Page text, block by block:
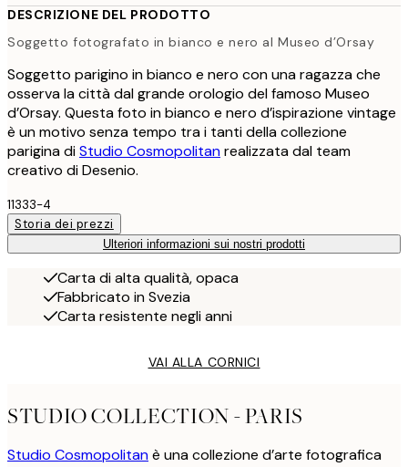
DESCRIZIONE DEL PRODOTTO
Soggetto fotografato in bianco e nero al Museo d’Orsay
Soggetto parigino in bianco e nero con una ragazza che
osserva la città dal grande orologio del famoso Museo
d’Orsay. Questa foto in bianco e nero d’ispirazione vintage
è un motivo senza tempo tra i tanti della collezione
parigina diStudio Cosmopolitanrealizzata dal team
creativo di Desenio.
11333-4
Storia dei prezzi
Ulteriori informazioni sui nostri prodotti
Carta di alta qualità, opaca
Fabbricato in Svezia
Carta resistente negli anni
VAI ALLA CORNICI
STUDIO COLLECTION - PARIS
Studio Cosmopolitanè una collezione d’arte fotografica